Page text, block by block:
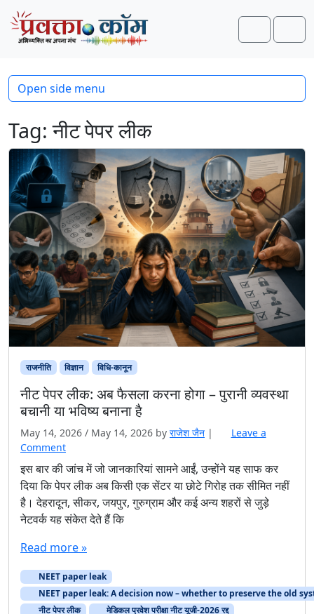
Skip to content
Skip to footer
Search
Tag:नीट पेपर लीक
राजनीति विज्ञान विधि-कानून
नीट पेपर लीक: अब फैसला करना होगा – पुरानी व्यवस्था
बचानी या भविष्य बनाना है
May 14, 2026 / May 14, 2026 by राजेश जैन |
Leave a
Comment
इस बार की जांच में जो जानकारियां सामने आईं, उन्होंने यह साफ कर
दिया कि पेपर लीक अब किसी एक सेंटर या छोटे गिरोह तक सीमित नहीं
है। देहरादून, सीकर, जयपुर, गुरुग्राम और कई अन्य शहरों से जुड़े
नेटवर्क यह संकेत देते हैं कि
Read more »
NEET paper leak
NEET paper leak: A decision now – whether to preserve the old
नीट पेपर लीक
मेडिकल प्रवेश परीक्षा नीट यूजी-2026 रद्द
Open side menu